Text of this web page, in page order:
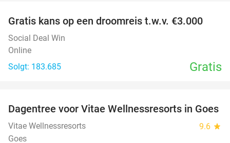
Gratis kans op een droomreis t.w.v. €3.000
Social Deal Win
Online
Solgt: 183.685
Gratis
49%
Dagentree voor Vitae Wellnessresorts in Goes
Vitae Wellnessresorts 9.6 star
Goes